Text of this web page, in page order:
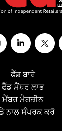
ਫੈੱਡ ਬਾਰੇ
ਫੈੱਡ ਮੈਂਬਰ ਲਾਭ
ਮੈਂਬਰ ਮੈਗਜ਼ੀਨ
ਨਾਲ ਸੰਪਰਕ ਕਰੋ